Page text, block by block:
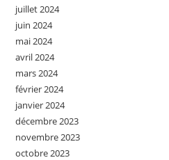
juillet 2024
juin 2024
mai 2024
avril 2024
mars 2024
février 2024
janvier 2024
décembre 2023
novembre 2023
octobre 2023